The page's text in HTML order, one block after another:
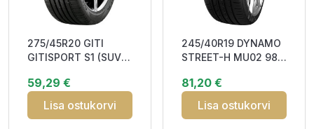
275/45R20 GITI
GITISPORT S1 (SUV)
CAA70
59,29 €
Lisa ostukorvi
245/40R19 DYNAMO
STREET-H MU02 98Y
81,20 €
Lisa ostukorvi